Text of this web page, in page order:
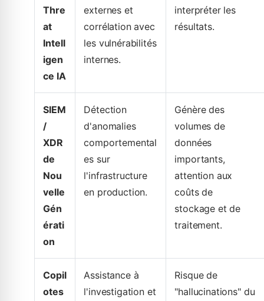
Thre
at
Intell
igen
ce IA
externes et
corrélation avec
les vulnérabilités
internes.
interpréter les
résultats.
SIEM
/
XDR
de
Nou
velle
Gén
érati
on
Détection
d'anomalies
comportemental
es sur
l'infrastructure
en production.
Génère des
volumes de
données
importants,
attention aux
coûts de
stockage et de
traitement.
Copil
otes
Assistance à
l'investigation et
Risque de
"hallucinations" du